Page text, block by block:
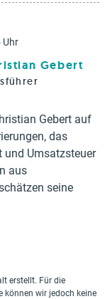
Uhr
Gebert
Gebert auf
das
und Umsatzsteuer
aus
seine
erstellt. Für die
können wir jedoch keine